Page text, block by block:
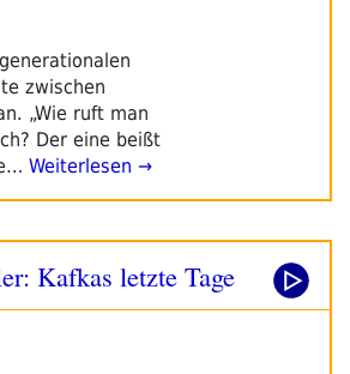
zwischen
„Wie ruft man
Der eine beißt
Weiterlesen →
Kafkas letzte Tage